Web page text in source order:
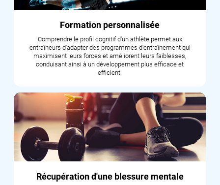
Formation personnalisée
Comprendre le profil cognitif d'un athlète permet aux
entraîneurs d'adapter des programmes d'entraînement qui
maximisent leurs forces et améliorent leurs faiblesses,
conduisant ainsi à un développement plus efficace et
efficient.
Récupération d'une blessure mentale